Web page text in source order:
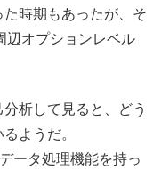
時期もあったが、そ
辺オプションレベル
析して見ると、どう
ようだ。
データ処理機能を持っ